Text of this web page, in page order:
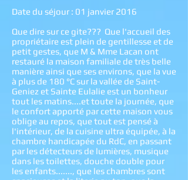
Date du séjour : 01 janvier 2016
Que dire sur ce gite??? Que l'accueil des
propriétaire est plein de gentillesse et de
petit gestes, que M & Mme Lacan ont
restauré la maison familiale de très belle
manière ainsi que ses environs, que la vue
à plus de 180 °C sur la vallée de Saint-
Geniez et Sainte Eulalie est un bonheur
tout les matins....et toute la journée, que
le confort apporté par cette maison vous
oblige au repos, que tout est pensé à
l'intérieur, de la cuisine ultra équipée, à la
chambre handicapée du RdC, en passant
par les détecteurs de lumières, musique
dans les toilettes, douche double pour
les enfants......., que les chambres sont